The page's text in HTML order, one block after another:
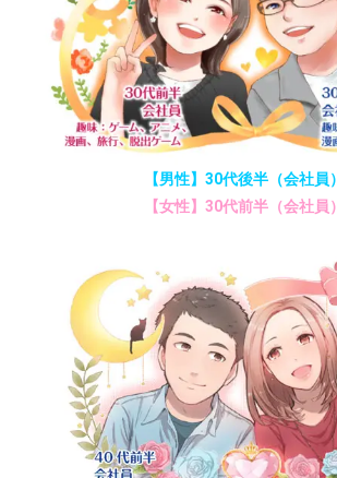
【男性】30代後半（会社員）
【女性】30代前半（会社員）